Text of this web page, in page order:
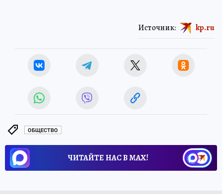
Источник: kp.ru
ОБЩЕСТВО
ЧИТАЙТЕ НАС В МАХ!